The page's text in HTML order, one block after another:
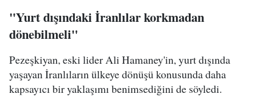
"Yurt dışındaki İranlılar korkmadan
dönebilmeli"
Pezeşkiyan, eski lider Ali Hamaney'in, yurt dışında
yaşayan İranlıların ülkeye dönüşü konusunda daha
kapsayıcı bir yaklaşımı benimsediğini de söyledi.